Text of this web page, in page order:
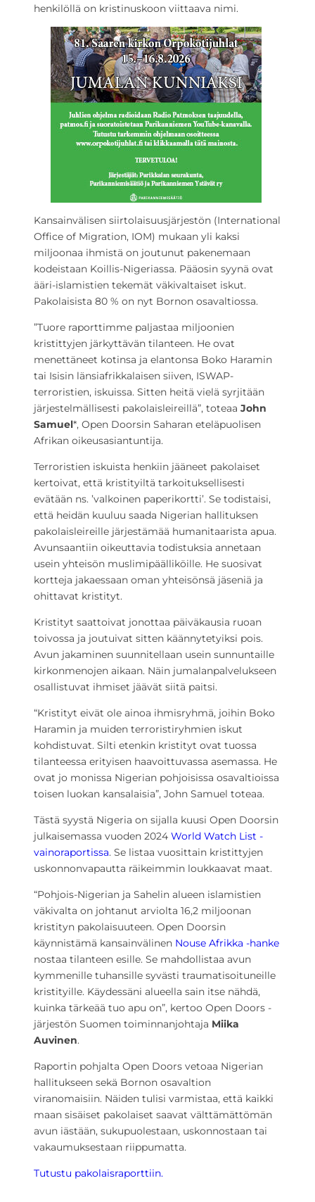
henkilöllä on kristinuskoon viittaava nimi.
Kansainvälisen siirtolaisuusjärjestön (International
Office of Migration, IOM) mukaan yli kaksi
miljoonaa ihmistä on joutunut pakenemaan
kodeistaan Koillis-Nigeriassa. Pääosin syynä ovat
ääri-islamistien tekemät väkivaltaiset iskut.
Pakolaisista 80 % on nyt Bornon osavaltiossa.
”Tuore raporttimme paljastaa miljoonien
kristittyjen järkyttävän tilanteen. He ovat
menettäneet kotinsa ja elantonsa Boko Haramin
tai Isisin länsiafrikkalaisen siiven, ISWAP-
terroristien, iskuissa. Sitten heitä vielä syrjitään
järjestelmällisesti pakolaisleireillä”, toteaa John
Samuel*, Open Doorsin Saharan eteläpuolisen
Afrikan oikeusasiantuntija.
Terroristien iskuista henkiin jääneet pakolaiset
kertoivat, että kristityiltä tarkoituksellisesti
evätään ns. ’valkoinen paperikortti’. Se todistaisi,
että heidän kuuluu saada Nigerian hallituksen
pakolaisleireille järjestämää humanitaarista apua.
Avunsaantiin oikeuttavia todistuksia annetaan
usein yhteisön muslimipäälliköille. He suosivat
kortteja jakaessaan oman yhteisönsä jäseniä ja
ohittavat kristityt.
Kristityt saattoivat jonottaa päiväkausia ruoan
toivossa ja joutuivat sitten käännytetyiksi pois.
Avun jakaminen suunnitellaan usein sunnuntaille
kirkonmenojen aikaan. Näin jumalanpalvelukseen
osallistuvat ihmiset jäävät siitä paitsi.
“Kristityt eivät ole ainoa ihmisryhmä, joihin Boko
Haramin ja muiden terroristiryhmien iskut
kohdistuvat. Silti etenkin kristityt ovat tuossa
tilanteessa erityisen haavoittuvassa asemassa. He
ovat jo monissa Nigerian pohjoisissa osavaltioissa
toisen luokan kansalaisia”, John Samuel toteaa.
Tästä syystä Nigeria on sijalla kuusi Open Doorsin
julkaisemassa vuoden 2024 World Watch List -
vainoraportissa. Se listaa vuosittain kristittyjen
uskonnonvapautta räikeimmin loukkaavat maat.
“Pohjois-Nigerian ja Sahelin alueen islamistien
väkivalta on johtanut arviolta 16,2 miljoonan
kristityn pakolaisuuteen. Open Doorsin
käynnistämä kansainvälinen Nouse Afrikka -hanke
nostaa tilanteen esille. Se mahdollistaa avun
kymmenille tuhansille syvästi traumatisoituneille
kristityille. Käydessäni alueella sain itse nähdä,
kuinka tärkeää tuo apu on”, kertoo Open Doors -
järjestön Suomen toiminnanjohtaja Miika
Auvinen.
Raportin pohjalta Open Doors vetoaa Nigerian
hallitukseen sekä Bornon osavaltion
viranomaisiin. Näiden tulisi varmistaa, että kaikki
maan sisäiset pakolaiset saavat välttämättömän
avun iästään, sukupuolestaan, uskonnostaan tai
vakaumuksestaan riippumatta.
Tutustu pakolaisraporttiin.